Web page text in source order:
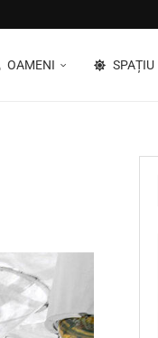
OAMENI SPAȚIU